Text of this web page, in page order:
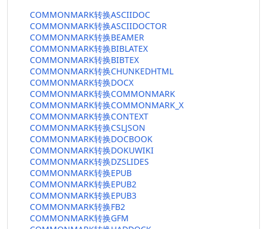
COMMONMARK转换ASCIIDOC
COMMONMARK转换ASCIIDOCTOR
COMMONMARK转换BEAMER
COMMONMARK转换BIBLATEX
COMMONMARK转换BIBTEX
COMMONMARK转换CHUNKEDHTML
COMMONMARK转换DOCX
COMMONMARK转换COMMONMARK
COMMONMARK转换COMMONMARK_X
COMMONMARK转换CONTEXT
COMMONMARK转换CSLJSON
COMMONMARK转换DOCBOOK
COMMONMARK转换DOKUWIKI
COMMONMARK转换DZSLIDES
COMMONMARK转换EPUB
COMMONMARK转换EPUB2
COMMONMARK转换EPUB3
COMMONMARK转换FB2
COMMONMARK转换GFM